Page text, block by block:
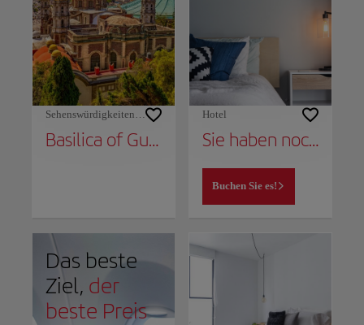
Sehenswürdigkeiten und Denkmäler
Basilica of Guadalupe
Hotel
Sie haben noch keinen Ort, um noch zu bleiben?
Buchen Sie es!
Das beste
Ziel, der
beste Preis